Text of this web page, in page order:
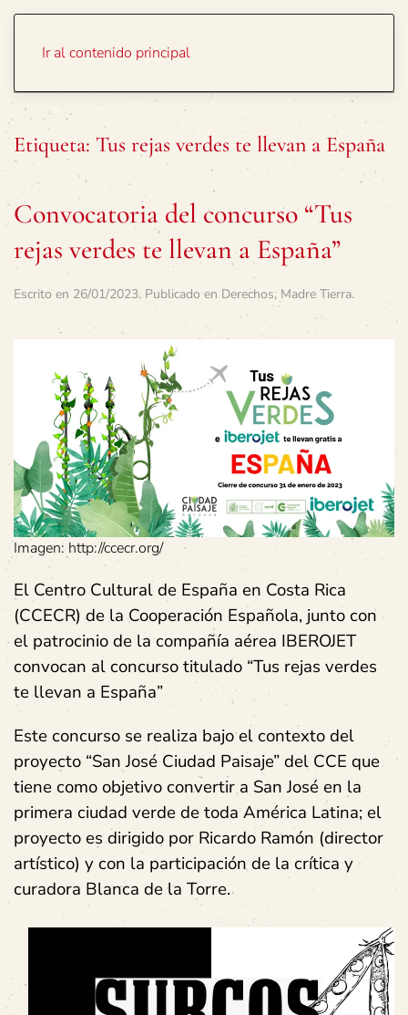
Ir al contenido principal
Etiqueta: Tus rejas verdes te llevan a España
Convocatoria del concurso “Tus
rejas verdes te llevan a España”
Escrito en 26/01/2023. Publicado en Derechos, Madre Tierra.
Imagen: http://ccecr.org/
El Centro Cultural de España en Costa Rica
(CCECR) de la Cooperación Española, junto con
el patrocinio de la compañía aérea IBEROJET
convocan al concurso titulado “Tus rejas verdes
te llevan a España”
Este concurso se realiza bajo el contexto del
proyecto “San José Ciudad Paisaje” del CCE que
tiene como objetivo convertir a San José en la
primera ciudad verde de toda América Latina; el
proyecto es dirigido por Ricardo Ramón (director
artístico) y con la participación de la crítica y
curadora Blanca de la Torre.